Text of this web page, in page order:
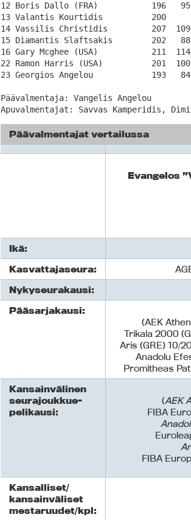
12 Boris Dallo (FRA)           196   95
13 Valantis Kourtidis          200
14 Vassilis Christidis         207
15 Diamantis Slaftsakis        202
16 Gary Mcghee (USA)           211
22 Ramon Harris (USA)          201
23 Georgios Angelou            193
Päävalmentaja: Vangelis Angelou
Apuvalmentajat:	Savvas
Päävalmentajat vertailussa
Evangelos
Ikä:
Kasvattajaseura:
Nykyseurakausi:
Pääsarjakausi:
(AEK
Trikala 2000
Aris (GRE) 10/
Anadolu
Promitheas
Kansainvälinen
seurajoukkue-
pelikausi:
(AEK
FIBA
FIBA
Kansalliset/
kansainväliset
mestaruudet/kpl: